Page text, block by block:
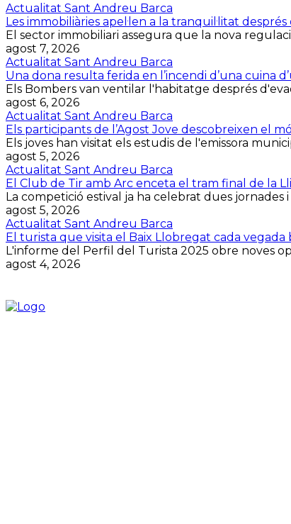
Actualitat Sant Andreu Barca
Les immobiliàries apel·len a la tranquil·litat
El sector immobiliari assegura que la nova
agost 7, 2026
Actualitat Sant Andreu Barca
Una dona resulta ferida en l’incendi d’una cuina
Els Bombers van ventilar l'habitatge després
agost 6, 2026
Actualitat Sant Andreu Barca
Els participants de l’Agost Jove descobreixen el
Els joves han visitat els estudis de l'emissora
agost 5, 2026
Actualitat Sant Andreu Barca
El Club de Tir amb Arc enceta el tram final de la
La competició estival ja ha celebrat dues jornades
agost 5, 2026
Actualitat Sant Andreu Barca
El turista que visita el Baix Llobregat cada
L'informe del Perfil del Turista 2025 obre noves
agost 4, 2026